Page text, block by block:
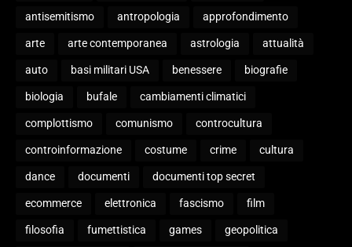
antisemitismo antropologia approfondimento
arte arte contemporanea astrologia attualità
auto basi militari USA benessere biografie
biologia bufale cambiamenti climatici
complottismo comunismo controcultura
controinformazione costume crime cultura
dance documenti documenti top secret
ecommerce elettronica fascismo film
filosofia fumettistica games geopolitica